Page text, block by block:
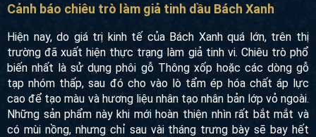
Cảnh báo chiêu trò làm giả tinh dầu Bách Xanh
Hiện nay, do giá trị kinh tế của Bách Xanh quá lớn, trên thị
trường đã xuất hiện thực trạng làm giả tinh vi. Chiêu trò phổ
biến nhất là sử dụng phôi gỗ Thông xốp hoặc các dòng gỗ
tạp nhóm thấp, sau đó cho vào lò tẩm ép hóa chất áp lực
cao để tạo màu và hương liệu nhân tạo nhân bản lớp vỏ ngoài.
Những sản phẩm này khi mới hoàn thiện nhìn rất bắt mắt và
có mùi nồng, nhưng chỉ sau vài tháng trưng bày sẽ bay hết